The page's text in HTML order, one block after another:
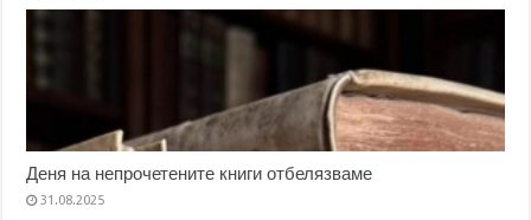
Деня на непрочетените книги отбелязваме
31.08.2025